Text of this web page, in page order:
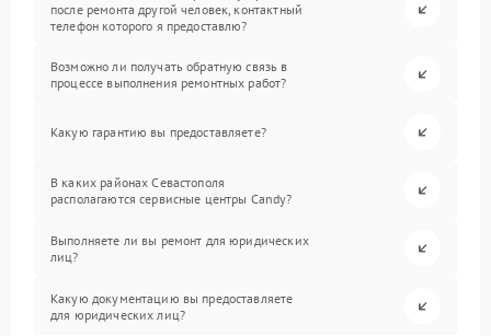
после ремонта другой человек, контактный
телефон которого я предоставлю?
Возможно ли получать обратную связь в
процессе выполнения ремонтных работ?
Какую гарантию вы предоставляете?
В каких районах Севастополя
располагаются сервисные центры Candy?
Выполняете ли вы ремонт для юридических
лиц?
Какую документацию вы предоставляете
для юридических лиц?